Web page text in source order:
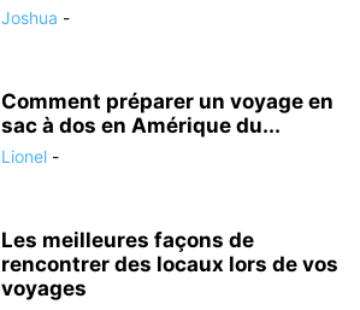
Joshua -
Comment préparer un voyage en
sac à dos en Amérique du...
Lionel -
Les meilleures façons de
rencontrer des locaux lors de vos
voyages